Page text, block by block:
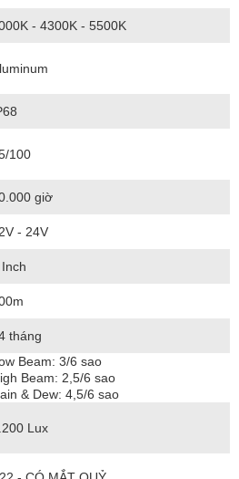
- 4300K - 5500K
100
giờ
- 24V
tháng
Beam: 3/6 sao
Beam: 2,5/6 sao
& Dew: 4,5/6 sao
Lux